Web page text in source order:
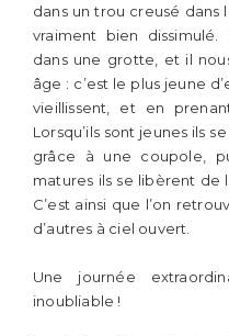
dans un trou creusé
vraiment bien
dans une grotte, et il
âge : c’est le plus jeune
vieillissent, et en
Lorsqu’ils sont jeunes ils
grâce à une coupole,
matures ils se libèrent de
C’est ainsi que l’on
d’autres à ciel ouvert.
Une journée
inoubliable !